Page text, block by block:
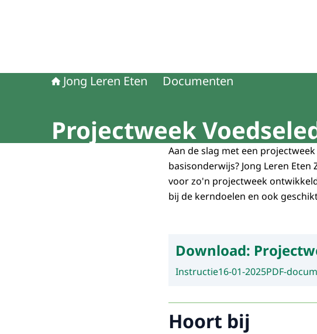
Jong Leren Eten Documenten
Projectweek
Aan de slag met een
basisonderwijs? Jong Leren
voor zo'n projectweek
bij de kerndoelen en ook
Download:
Instructie16-01-2025PDF-
Hoort bij